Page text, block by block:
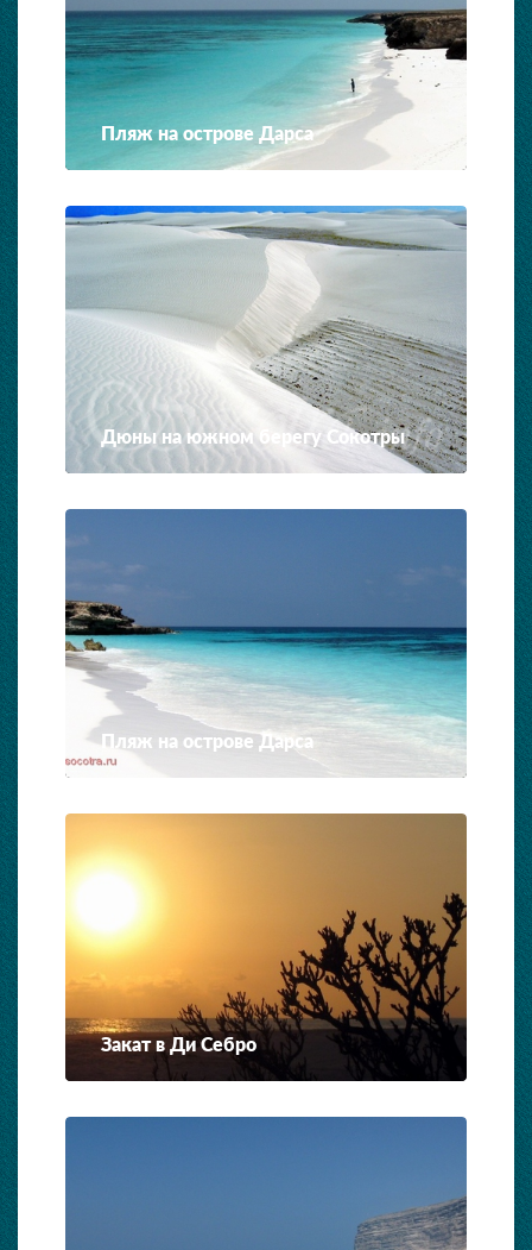
Пляж на острове Дарса
Дюны на южном берегу Сокотры
Пляж на острове Дарса
Закат в Ди Себро